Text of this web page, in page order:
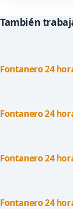
También
Fontanero 24
Fontanero 24
Fontanero 24
Fontanero 24